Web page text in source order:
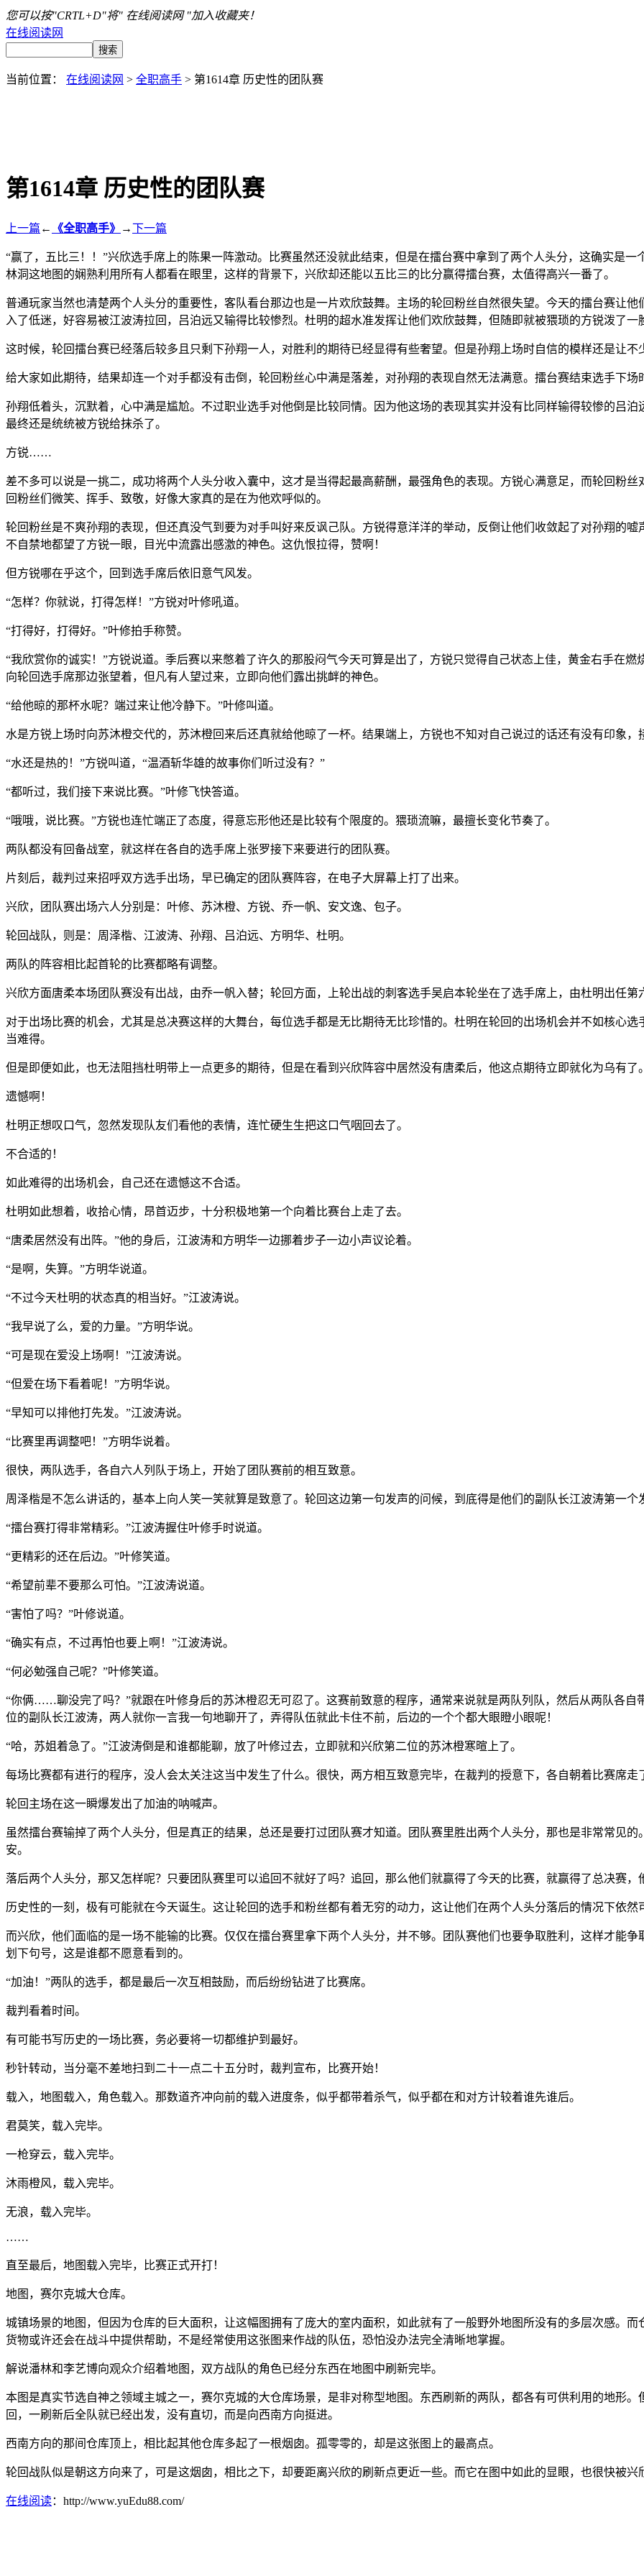
您可以按"CRTL+D"将" 在线阅读网 "加入收藏夹！
在线阅读网
当前位置： 在线阅读网 > 全职高手 > 第1614章 历史性的团队赛
第1614章 历史性的团队赛
上一篇 ← 《全职高手》 →下一篇
“赢了，五比三！！”兴欣选手席上的陈果一阵激动。比赛虽然还没就此结束，但是在擂台赛中拿到了两个人头分，这确实是
林洞这地图的娴熟利用所有人都看在眼里，这样的背景下，兴欣却还能以五比三的比分赢得擂台赛，太值得高兴一番了。
普通玩家当然也清楚两个人头分的重要性，客队看台那边也是一片欢欣鼓舞。主场的轮回粉丝自然很失望。今天的擂台赛让
入了低迷，好容易被江波涛拉回，吕泊远又输得比较惨烈。杜明的超水准发挥让他们欢欣鼓舞，但随即就被猥琐的方锐泼了一
这时候，轮回擂台赛已经落后较多且只剩下孙翔一人，对胜利的期待已经显得有些奢望。但是孙翔上场时自信的模样还是让
给大家如此期待，结果却连一个对手都没有击倒，轮回粉丝心中满是落差，对孙翔的表现自然无法满意。擂台赛结束选手下
孙翔低着头，沉默着，心中满是尴尬。不过职业选手对他倒是比较同情。因为他这场的表现其实并没有比同样输得较惨的吕
最终还是统统被方锐给抹杀了。
方锐……
差不多可以说是一挑二，成功将两个人头分收入囊中，这才是当得起最高薪酬，最强角色的表现。方锐心满意足，而轮回粉
回粉丝们微笑、挥手、致敬，好像大家真的是在为他欢呼似的。
轮回粉丝是不爽孙翔的表现，但还真没气到要为对手叫好来反讽己队。方锐得意洋洋的举动，反倒让他们收敛起了对孙翔的
不自禁地都望了方锐一眼，目光中流露出感激的神色。这仇恨拉得，赞啊！
但方锐哪在乎这个，回到选手席后依旧意气风发。
“怎样？你就说，打得怎样！”方锐对叶修吼道。
“打得好，打得好。”叶修拍手称赞。
“我欣赏你的诚实！”方锐说道。季后赛以来憋着了许久的那股闷气今天可算是出了，方锐只觉得自己状态上佳，黄金右手在
向轮回选手席那边张望着，但凡有人望过来，立即向他们露出挑衅的神色。
“给他晾的那杯水呢？端过来让他冷静下。”叶修叫道。
水是方锐上场时向苏沐橙交代的，苏沐橙回来后还真就给他晾了一杯。结果端上，方锐也不知对自己说过的话还有没有印象，
“水还是热的！”方锐叫道，“温酒斩华雄的故事你们听过没有？”
“都听过，我们接下来说比赛。”叶修飞快答道。
“哦哦，说比赛。”方锐也连忙端正了态度，得意忘形他还是比较有个限度的。猥琐流嘛，最擅长变化节奏了。
两队都没有回备战室，就这样在各自的选手席上张罗接下来要进行的团队赛。
片刻后，裁判过来招呼双方选手出场，早已确定的团队赛阵容，在电子大屏幕上打了出来。
兴欣，团队赛出场六人分别是：叶修、苏沐橙、方锐、乔一帆、安文逸、包子。
轮回战队，则是：周泽楷、江波涛、孙翔、吕泊远、方明华、杜明。
两队的阵容相比起首轮的比赛都略有调整。
兴欣方面唐柔本场团队赛没有出战，由乔一帆入替；轮回方面，上轮出战的刺客选手吴启本轮坐在了选手席上，由杜明出任第
对于出场比赛的机会，尤其是总决赛这样的大舞台，每位选手都是无比期待无比珍惜的。杜明在轮回的出场机会并不如核心
当难得。
但是即便如此，也无法阻挡杜明带上一点更多的期待，但是在看到兴欣阵容中居然没有唐柔后，他这点期待立即就化为乌有了
遗憾啊！
杜明正想叹口气，忽然发现队友们看他的表情，连忙硬生生把这口气咽回去了。
不合适的！
如此难得的出场机会，自己还在遗憾这不合适。
杜明如此想着，收拾心情，昂首迈步，十分积极地第一个向着比赛台上走了去。
“唐柔居然没有出阵。”他的身后，江波涛和方明华一边挪着步子一边小声议论着。
“是啊，失算。”方明华说道。
“不过今天杜明的状态真的相当好。”江波涛说。
“我早说了么，爱的力量。”方明华说。
“可是现在爱没上场啊！”江波涛说。
“但爱在场下看着呢！”方明华说。
“早知可以排他打先发。”江波涛说。
“比赛里再调整吧！”方明华说着。
很快，两队选手，各自六人列队于场上，开始了团队赛前的相互致意。
周泽楷是不怎么讲话的，基本上向人笑一笑就算是致意了。轮回这边第一句发声的问候，到底得是他们的副队长江波涛第一个
“擂台赛打得非常精彩。”江波涛握住叶修手时说道。
“更精彩的还在后边。”叶修笑道。
“希望前辈不要那么可怕。”江波涛说道。
“害怕了吗？”叶修说道。
“确实有点，不过再怕也要上啊！”江波涛说。
“何必勉强自己呢？”叶修笑道。
“你俩……聊没完了吗？”就跟在叶修身后的苏沐橙忍无可忍了。这赛前致意的程序，通常来说就是两队列队，然后从两队各
位的副队长江波涛，两人就你一言我一句地聊开了，弄得队伍就此卡住不前，后边的一个个都大眼瞪小眼呢！
“哈，苏姐着急了。”江波涛倒是和谁都能聊，放了叶修过去，立即就和兴欣第二位的苏沐橙寒暄上了。
每场比赛都有进行的程序，没人会太关注这当中发生了什么。很快，两方相互致意完毕，在裁判的授意下，各自朝着比赛席走
轮回主场在这一瞬爆发出了加油的呐喊声。
虽然擂台赛输掉了两个人头分，但是真正的结果，总还是要打过团队赛才知道。团队赛里胜出两个人头分，那也是非常常见
安。
落后两个人头分，那又怎样呢？只要团队赛里可以追回不就好了吗？追回，那么他们就赢得了今天的比赛，就赢得了总决赛
历史性的一刻，极有可能就在今天诞生。这让轮回的选手和粉丝都有着无穷的动力，这让他们在两个人头分落后的情况下依然
而兴欣，他们面临的是一场不能输的比赛。仅仅在擂台赛里拿下两个人头分，并不够。团队赛他们也要争取胜利，这样才能
划下句号，这是谁都不愿意看到的。
“加油！”两队的选手，都是最后一次互相鼓励，而后纷纷钻进了比赛席。
裁判看着时间。
有可能书写历史的一场比赛，务必要将一切都维护到最好。
秒针转动，当分毫不差地扫到二十一点二十五分时，裁判宣布，比赛开始！
载入，地图载入，角色载入。那数道齐冲向前的载入进度条，似乎都带着杀气，似乎都在和对方计较着谁先谁后。
君莫笑，载入完毕。
一枪穿云，载入完毕。
沐雨橙风，载入完毕。
无浪，载入完毕。
……
直至最后，地图载入完毕，比赛正式开打！
地图，赛尔克城大仓库。
城镇场景的地图，但因为仓库的巨大面积，让这幅图拥有了庞大的室内面积，如此就有了一般野外地图所没有的多层次感。
货物或许还会在战斗中提供帮助，不是经常使用这张图来作战的队伍，恐怕没办法完全清晰地掌握。
解说潘林和李艺博向观众介绍着地图，双方战队的角色已经分东西在地图中刷新完毕。
本图是真实节选自神之领域主城之一，赛尔克城的大仓库场景，是非对称型地图。东西刷新的两队，都各有可供利用的地形
回，一刷新后全队就已经出发，没有直切，而是向西南方向挺进。
西南方向的那间仓库顶上，相比起其他仓库多起了一根烟囱。孤零零的，却是这张图上的最高点。
轮回战队似是朝这方向来了，可是这烟囱，相比之下，却要距离兴欣的刷新点更近一些。而它在图中如此的显眼，也很快被兴
在线阅读：http://www.yuEdu88.com/